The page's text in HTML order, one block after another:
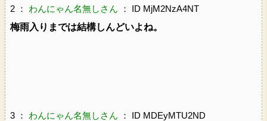
2 ： わんにゃん名無しさん ： ID MjM2NzA4NT
梅雨入りまでは結構しんどいよね。
3 ： わんにゃん名無しさん ： ID MDEyMTU2ND